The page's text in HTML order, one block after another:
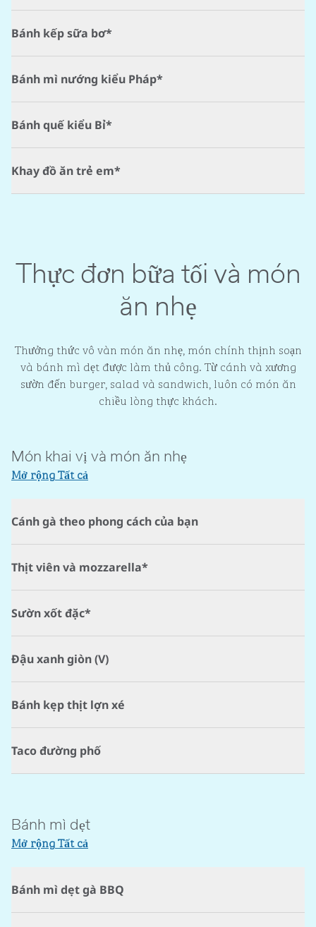
Bánh kếp sữa bơ*
Bánh mì nướng kiểu Pháp*
Bánh quế kiểu Bỉ*
Khay đồ ăn trẻ em*
Thực đơn bữa tối và món
ăn nhẹ
Thưởng thức vô vàn món ăn nhẹ, món chính thịnh soạn
và bánh mì dẹt được làm thủ công. Từ cánh và xương
sườn đến burger, salad và sandwich, luôn có món ăn
chiều lòng thực khách.
Món khai vị và món ăn nhẹ
Mở rộng Tất cả
Cánh gà theo phong cách của bạn
Thịt viên và mozzarella*
Sườn xốt đặc*
Đậu xanh giòn (V)
Bánh kẹp thịt lợn xé
Taco đường phố
Bánh mì dẹt
Mở rộng Tất cả
Bánh mì dẹt gà BBQ